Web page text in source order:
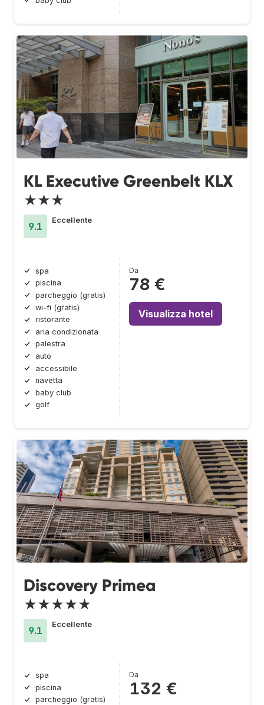
KL Executive Greenbelt KLX
★★★
9.1
Eccellente
spa
piscina
parcheggio (gratis)
wi-fi (gratis)
ristorante
aria condizionata
palestra
auto
accessibile
navetta
baby club
golf
Da
78 €
Visualizza hotel
Discovery Primea
★★★★★
9.1
Eccellente
spa
piscina
parcheggio (gratis)
Da
132 €